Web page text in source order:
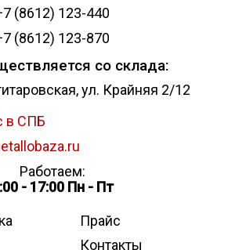
(8612) 123-440
(8612) 123-870
со склада:
ул. Крайняя 2/12
в СПБ
Работаем:
- 17:00 Пн - Пт
Прайс
Контакты